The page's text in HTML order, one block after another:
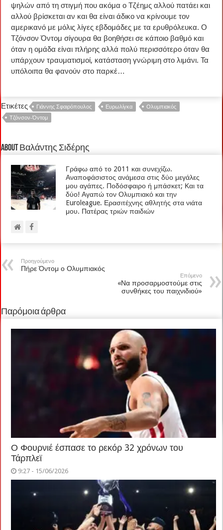
ψηλών από τη στιγμή που ακόμα ο Τζέημς αλλού πατάει και
αλλού βρίσκεται αν και θα είναι άδικο να κρίνουμε τον
αμερικανό με μόλις λίγες εβδομάδες με τα ερυθρόλευκα. Ο
Τζόνσον Όντομ σίγουρα θα βοηθήσει σε κάποιο βαθμό και
όταν η ομάδα είναι πλήρης αλλά πολύ περισσότερο όταν θα
υπάρχουν τραυματισμοί, κατάσταση γνώριμη στο λιμάνι. Τα
υπόλοιπα θα φανούν στο παρκέ…
Ετικέτες Γιάννης Σφαιρόπουλος Ευρωλίγκα
Ολυμπιακός
Τζόνσον-Όντομ
About Βαλάντης Σιδέρης
Γράφω από το 2011 και συνεχίζω.
Αναποφάσιστος ανάμεσα στις δύο μεγάλες
μου αγάπες. Ποδόσφαιρο ή μπάσκετ; Και τα
δύο! Αγαπώ τον Ολυμπιακό και την
Euroleague. Ερασιτέχνης αθλητής στα νιάτα
μου. Πατέρας τριών παιδιών
Προηγούμενο
Πήρε Όντομ ο Ολυμπιακός
Επόμενο
«Να προσαρμοστούμε στις
συνθήκες του παιχνιδιού»
Παρόμοια άρθρα
Ο Φουρνιέ έσπασε το ρεκόρ 32 χρόνων του
Τάρπλεϊ
9:27 - 15/06/2026